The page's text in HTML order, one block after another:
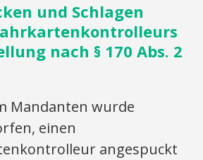
und Schlagen
nach § 170 Abs. 2
Mandanten wurde
einen
angespuckt